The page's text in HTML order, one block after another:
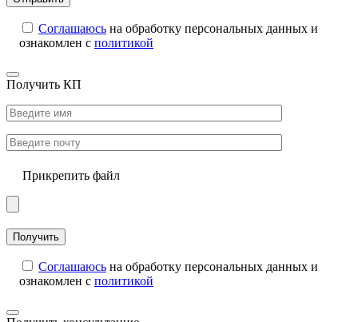
Соглашаюсь на обработку персональных данных и
ознакомлен с политикой
Получить КП
Прикрепить файл
Соглашаюсь на обработку персональных данных и
ознакомлен с политикой